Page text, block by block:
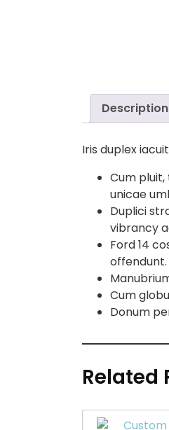
Description
Iris duplex
Cum
unicae
Duplici
vibrancy
Ford 14
offendunt.
Cum
Donum
Related